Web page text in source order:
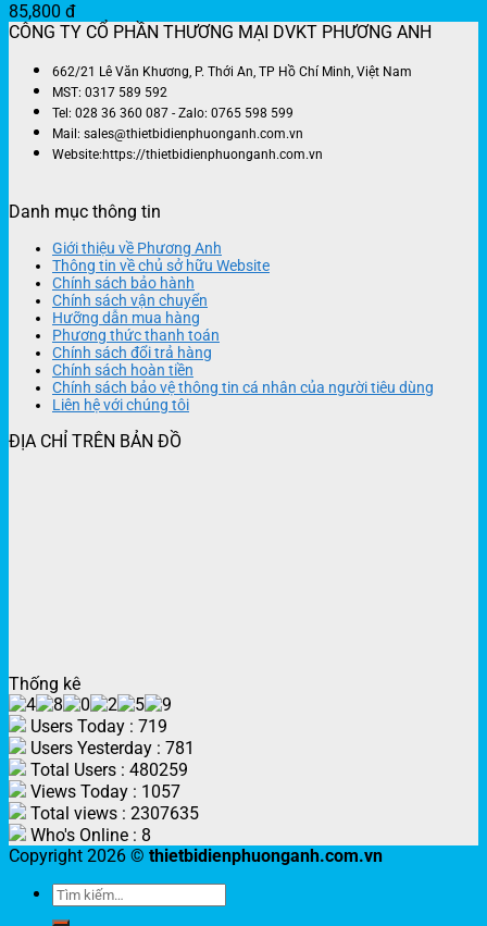
85,800 đ
CÔNG TY CỔ PHẦN THƯƠNG MẠI DVKT PHƯƠNG ANH
662/21 Lê Văn Khương, P. Thới An, TP Hồ Chí Minh, Việt Nam
MST: 0317 589 592
Tel: 028 36 360 087 - Zalo: 0765 598 599
Mail: sales@thietbidienphuonganh.com.vn
Website:https://thietbidienphuonganh.com.vn
Danh mục thông tin
Giới thiệu về Phương Anh
Thông tin về chủ sở hữu Website
Chính sách bảo hành
Chính sách vận chuyển
Hưỡng dẫn mua hàng
Phương thức thanh toán
Chính sách đổi trả hàng
Chính sách hoàn tiền
Chính sách bảo vệ thông tin cá nhân của người tiêu dùng
Liên hệ với chúng tôi
ĐỊA CHỈ TRÊN BẢN ĐỒ
Thống kê
Users Today : 719
Users Yesterday : 781
Total Users : 480259
Views Today : 1057
Total views : 2307635
Who's Online : 8
Copyright 2026 © thietbidienphuonganh.com.vn